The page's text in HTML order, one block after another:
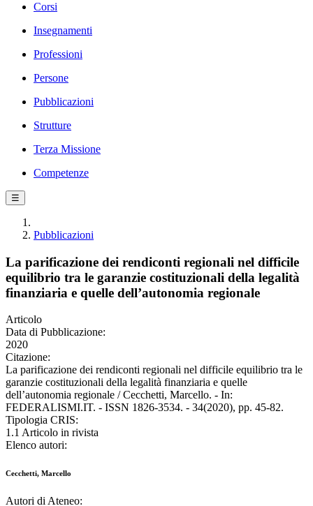
Corsi
Insegnamenti
Professioni
Persone
Pubblicazioni
Strutture
Terza Missione
Competenze
☰
Pubblicazioni
La parificazione dei rendiconti regionali nel difficile
equilibrio tra le garanzie costituzionali della legalità
finanziaria e quelle dell’autonomia regionale
Articolo
Data di Pubblicazione:
2020
Citazione:
La parificazione dei rendiconti regionali nel difficile equilibrio tra le
garanzie costituzionali della legalità finanziaria e quelle
dell’autonomia regionale / Cecchetti, Marcello. - In:
FEDERALISMI.IT. - ISSN 1826-3534. - 34(2020), pp. 45-82.
Tipologia CRIS:
1.1 Articolo in rivista
Elenco autori:
Cecchetti, Marcello
Autori di Ateneo: